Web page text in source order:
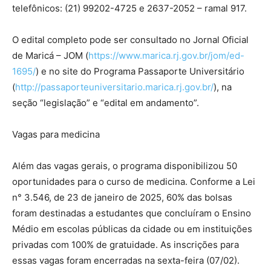
telefônicos: (21) 99202-4725 e 2637-2052 – ramal 917.
O edital completo pode ser consultado no Jornal Oficial
de Maricá – JOM (https://www.marica.rj.gov.br/jom/ed-
1695/) e no site do Programa Passaporte Universitário
(http://passaporteuniversitario.marica.rj.gov.br/), na
seção “legislação” e “edital em andamento”.
Vagas para medicina
Além das vagas gerais, o programa disponibilizou 50
oportunidades para o curso de medicina. Conforme a Lei
n° 3.546, de 23 de janeiro de 2025, 60% das bolsas
foram destinadas a estudantes que concluíram o Ensino
Médio em escolas públicas da cidade ou em instituições
privadas com 100% de gratuidade. As inscrições para
essas vagas foram encerradas na sexta-feira (07/02).